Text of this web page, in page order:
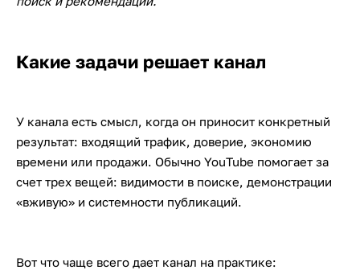
Какие задачи решает канал
У канала есть смысл, когда он приносит конкретный
результат: входящий трафик, доверие, экономию
времени или продажи. Обычно YouTube помогает за
счет трех вещей: видимости в поиске, демонстрации
«вживую» и системности публикаций.
Вот что чаще всего дает канал на практике: